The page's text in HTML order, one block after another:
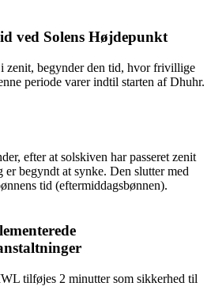
ved Solens Højdepunkt
zenit, begynder den tid, hvor frivillige
periode varer indtil starten af Dhuhr.
efter at solskiven har passeret zenit
er begyndt at synke. Den slutter med
tid (eftermiddagsbønnen).
tilføjes 2 minutter som sikkerhed til